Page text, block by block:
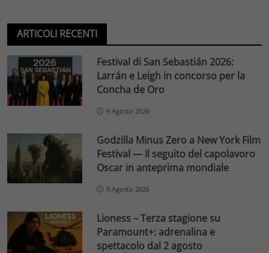
ARTICOLI RECENTI
Festival di San Sebastián 2026:
Larrán e Leigh in concorso per la
Concha de Oro
9 Agosto 2026
Godzilla Minus Zero a New York Film
Festival — Il seguito del capolavoro
Oscar in anteprima mondiale
9 Agosto 2026
Lioness – Terza stagione su
Paramount+: adrenalina e
spettacolo dal 2 agosto